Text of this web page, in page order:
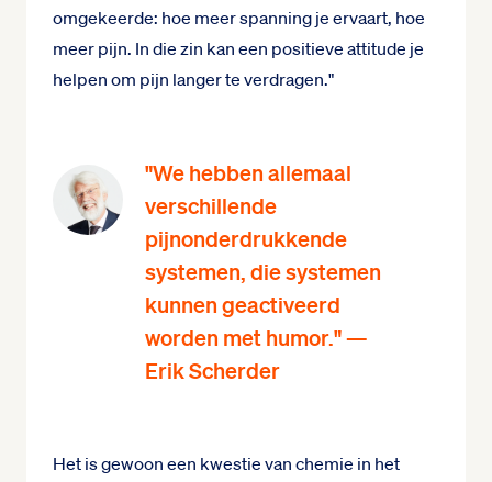
omgekeerde: hoe meer spanning je ervaart, hoe
meer pijn. In die zin kan een positieve attitude je
helpen om pijn langer te verdragen."
"We hebben allemaal
verschillende
pijnonderdrukkende
systemen, die systemen
kunnen geactiveerd
worden met humor." —
Erik Scherder
Het is gewoon een kwestie van chemie in het